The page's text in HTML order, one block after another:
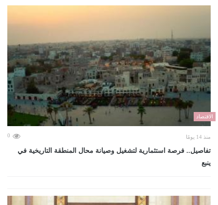
الاقتصاد
منذ 14 يومًا 0
تفاصيل.. فرصة استثمارية لتشغيل وصيانة محال المنطقة التاريخية في
ينبع